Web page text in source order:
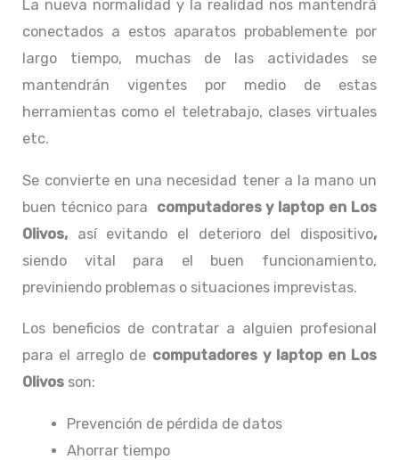
La nueva normalidad y la realidad nos mantendrá
conectados a estos aparatos probablemente por
largo tiempo, muchas de las actividades se
mantendrán vigentes por medio de estas
herramientas como el teletrabajo, clases virtuales
etc.
Se convierte en una necesidad tener a la mano un
buen técnico para computadores y laptop en Los
Olivos, así evitando el deterioro del dispositivo,
siendo vital para el buen funcionamiento,
previniendo problemas o situaciones imprevistas.
Los beneficios de contratar a alguien profesional
para el arreglo de computadores y laptop en Los
Olivos son:
Prevención de pérdida de datos
Ahorrar tiempo